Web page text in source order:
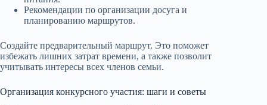
Рекомендации по организации досуга и
планированию маршрутов.
Создайте предварительный маршрут. Это поможет
избежать лишних затрат времени, а также позволит
учитывать интересы всех членов семьи.
Организация конкурсного участия: шаги и советы